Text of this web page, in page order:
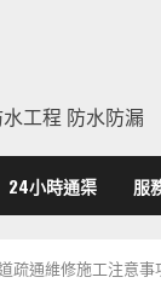
工程 防水防漏
24小時通渠 服
疏通維修施工注意事